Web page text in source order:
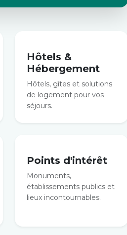
Hôtels &
Hébergement
Hôtels, gîtes et solutions
de logement pour vos
séjours.
Points d'intérêt
Monuments,
établissements publics et
lieux incontournables.